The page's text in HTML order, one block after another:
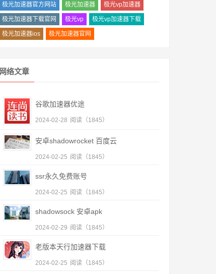
极光加速器官方网站 极光加速器 极光vp加速器
极光加速器下载官网 极光vp 极光vp加速器下载
极光加速器ios 极光加速器官网
网络文章
谷歌加速器优途
2024-02-28 阅读（1845）
安卓shadowrocket 百度云
2024-02-25 阅读（1845）
ssr永久免费账号
2024-02-25 阅读（1845）
shadowsock 安卓apk
2024-02-29 阅读（1845）
老版本天行加速器下载
2024-02-25 阅读（1845）